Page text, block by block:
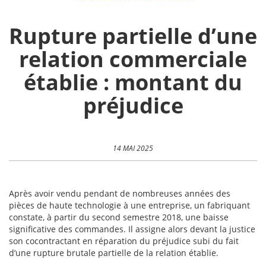
Rupture partielle d’une
relation commerciale
établie : montant du
préjudice
14 MAI 2025
Après avoir vendu pendant de nombreuses années des
pièces de haute technologie à une entreprise, un fabriquant
constate, à partir du second semestre 2018, une baisse
significative des commandes. Il assigne alors devant la justice
son cocontractant en réparation du préjudice subi du fait
d’une rupture brutale partielle de la relation établie.